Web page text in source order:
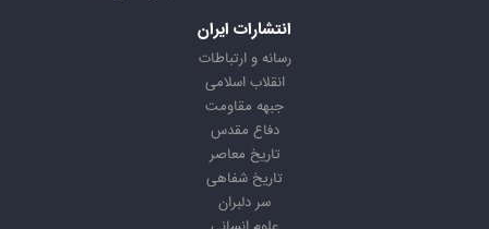
انتشارات ایران
رسانه و ارتباطات
انقلاب اسلامی
جبهه مقاومت
دفاع مقدس
تاریخ معاصر
تاریخ شفاهی
سر دلبران